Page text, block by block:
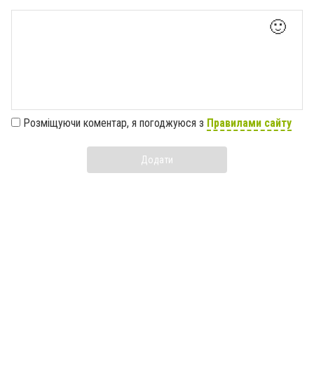
🙂
Розміщуючи коментар, я погоджуюся з Правилами сайту
Додати